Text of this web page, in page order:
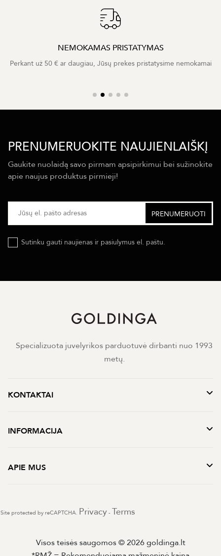
NEMOKAMAS PRISTATYMAS
Perkant už 50 € ar daugiau, Jūsų prekes pristatysime nemokamai
PRENUMERUOKITE NAUJIENLAIŠKĮ
Gaukite nuolaidą savo pirmam apsipirkimui bei sužinokite
apie naujus produktus pirmieji!
Sutinku gauti naujienas ir pasiulymus el. paštu.
Specializuota juvelyrikos parduotuvė dirbanti nuo 1993
metų.
KONTAKTAI
INFORMACIJA
APIE MUS
Site protected by reCAPTCHA. Privacy - Terms
Visos teisės saugomos © 2026 goldinga.lt